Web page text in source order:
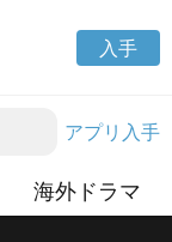
入手
アプリ入手
海外ドラマ